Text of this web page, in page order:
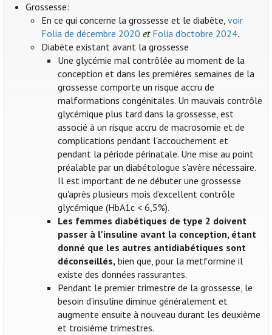
Grossesse:
En ce qui concerne la grossesse et le diabète,voir
Folia de décembre 2020 et Folia d'octobre 2024.
Diabète existant avant la grossesse
Une glycémie mal contrôlée au moment de la
conception et dans les premières semaines de la
grossesse comporte un risque accru de
malformations congénitales. Un mauvais contrôle
glycémique plus tard dans la grossesse, est
associé à un risque accru de macrosomie et de
complications pendant l'accouchement et
pendant la période périnatale. Une mise au point
préalable par un diabétologue s'avère nécessaire.
Il est important de ne débuter une grossesse
qu'après plusieurs mois d’excellent contrôle
glycémique (HbA1c < 6,5%).
Les femmes diabétiques de type 2 doivent
passer à l'insuline avant la conception, étant
donné que les autres antidiabétiques sont
déconseillés, bien que, pour la metformine il
existe des données rassurantes.
Pendant le premier trimestre de la grossesse, le
besoin d'insuline diminue généralement et
augmente ensuite à nouveau durant les deuxième
et troisième trimestres.